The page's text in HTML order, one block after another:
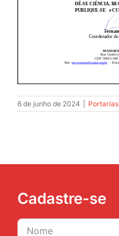
6 de junho de 2024 Portarias
Cadastre-se